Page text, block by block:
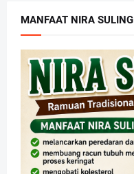
MANFAAT NIRA SULING